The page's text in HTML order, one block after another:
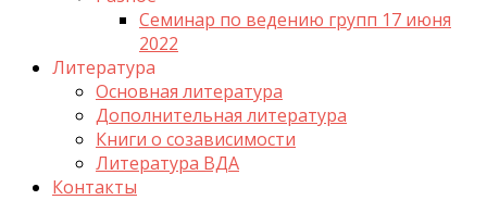
Семинар по ведению групп 17 июня
2022
Литература
Основная литература
Дополнительная литература
Книги о созависимости
Литература ВДА
Контакты